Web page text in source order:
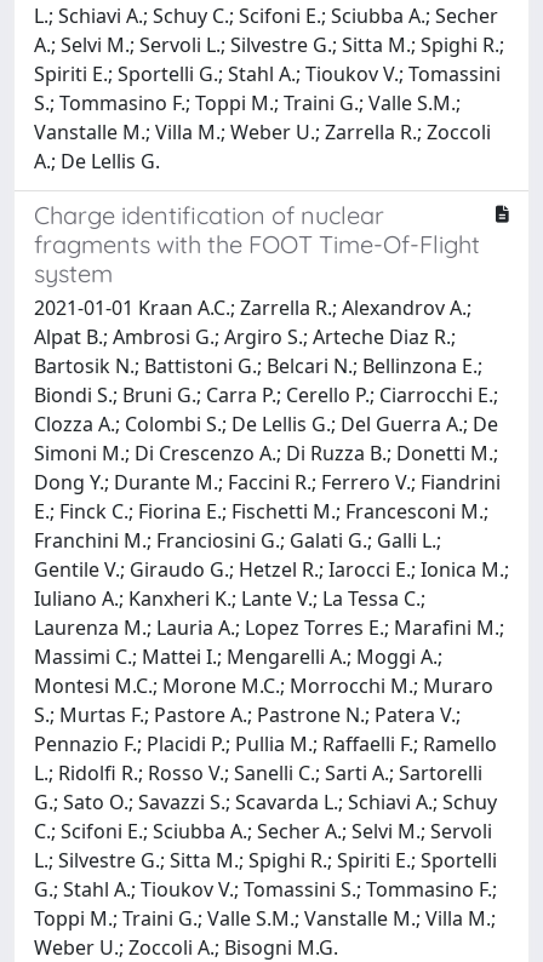
L.; Schiavi A.; Schuy C.; Scifoni E.; Sciubba A.; Secher
A.; Selvi M.; Servoli L.; Silvestre G.; Sitta M.; Spighi R.;
Spiriti E.; Sportelli G.; Stahl A.; Tioukov V.; Tomassini
S.; Tommasino F.; Toppi M.; Traini G.; Valle S.M.;
Vanstalle M.; Villa M.; Weber U.; Zarrella R.; Zoccoli
A.; De Lellis G.
Charge identification of nuclear
fragments with the FOOT Time-Of-Flight
system
2021-01-01 Kraan A.C.; Zarrella R.; Alexandrov A.;
Alpat B.; Ambrosi G.; Argiro S.; Arteche Diaz R.;
Bartosik N.; Battistoni G.; Belcari N.; Bellinzona E.;
Biondi S.; Bruni G.; Carra P.; Cerello P.; Ciarrocchi E.;
Clozza A.; Colombi S.; De Lellis G.; Del Guerra A.; De
Simoni M.; Di Crescenzo A.; Di Ruzza B.; Donetti M.;
Dong Y.; Durante M.; Faccini R.; Ferrero V.; Fiandrini
E.; Finck C.; Fiorina E.; Fischetti M.; Francesconi M.;
Franchini M.; Franciosini G.; Galati G.; Galli L.;
Gentile V.; Giraudo G.; Hetzel R.; Iarocci E.; Ionica M.;
Iuliano A.; Kanxheri K.; Lante V.; La Tessa C.;
Laurenza M.; Lauria A.; Lopez Torres E.; Marafini M.;
Massimi C.; Mattei I.; Mengarelli A.; Moggi A.;
Montesi M.C.; Morone M.C.; Morrocchi M.; Muraro
S.; Murtas F.; Pastore A.; Pastrone N.; Patera V.;
Pennazio F.; Placidi P.; Pullia M.; Raffaelli F.; Ramello
L.; Ridolfi R.; Rosso V.; Sanelli C.; Sarti A.; Sartorelli
G.; Sato O.; Savazzi S.; Scavarda L.; Schiavi A.; Schuy
C.; Scifoni E.; Sciubba A.; Secher A.; Selvi M.; Servoli
L.; Silvestre G.; Sitta M.; Spighi R.; Spiriti E.; Sportelli
G.; Stahl A.; Tioukov V.; Tomassini S.; Tommasino F.;
Toppi M.; Traini G.; Valle S.M.; Vanstalle M.; Villa M.;
Weber U.; Zoccoli A.; Bisogni M.G.